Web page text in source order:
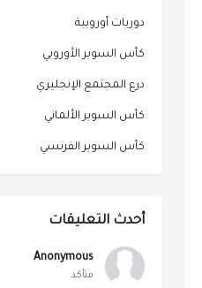
دوريات أوروبية
كأس السوبر الأوروبي
درع المجتمع الإنجليزي
كأس السوبر الألماني
كأس السوبر الفرنسي
أحدث التعليقات
Anonymous
متأكد